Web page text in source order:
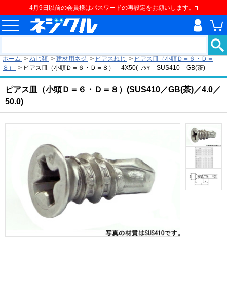
4月9日以前の会員様はパスワードの再設定をお願いします。
ホーム > ねじ類 > 建材用ネジ > ピアスねじ > ピアス皿（小頭Ｄ＝６・Ｄ＝
８）
> ピアス皿（小頭Ｄ＝６・Ｄ＝８） – 4X50(ｺｱﾀﾏ – SUS410 – GB(茶)
ピアス皿（小頭Ｄ＝６・Ｄ＝８）(SUS410／GB(茶)／4.0／
50.0)